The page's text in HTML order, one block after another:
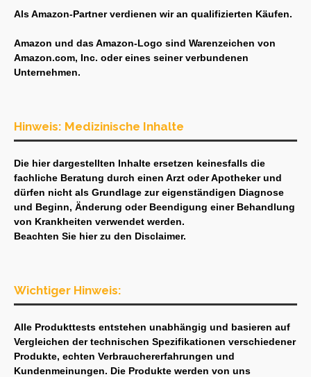
Als Amazon-Partner verdienen wir an qualifizierten Käufen.
Amazon und das Amazon-Logo sind Warenzeichen von
Amazon.com, Inc. oder eines seiner verbundenen
Unternehmen.
Hinweis: Medizinische Inhalte
Die hier dargestellten Inhalte ersetzen keinesfalls die
fachliche Beratung durch einen Arzt oder Apotheker und
dürfen nicht als Grundlage zur eigenständigen Diagnose
und Beginn, Änderung oder Beendigung einer Behandlung
von Krankheiten verwendet werden.
Beachten Sie hier zu den Disclaimer.
Wichtiger Hinweis:
Alle Produkttests entstehen unabhängig und basieren auf
Vergleichen der technischen Spezifikationen verschiedener
Produkte, echten Verbrauchererfahrungen und
Kundenmeinungen. Die Produkte werden von uns